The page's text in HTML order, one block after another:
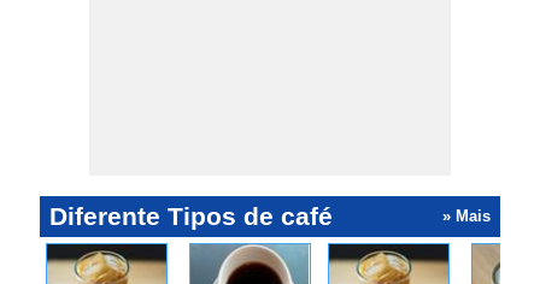
Diferente Tipos de café » Mais